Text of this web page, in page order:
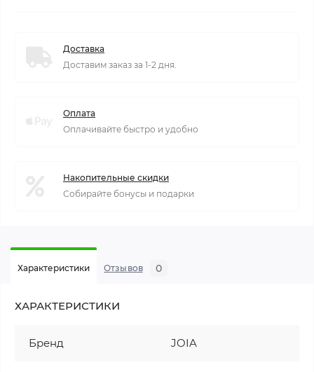
Доставка
Доставим заказ за 1-2 дня.
Оплата
Оплачивайте быстро и удобно
Накопительные скидки
Собирайте бонусы и подарки
Характеристики Отзывов 0
ХАРАКТЕРИСТИКИ
Бренд JOIA